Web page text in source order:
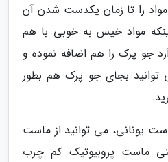
را تا زمان یکدست شدن آن
مواد خیس به خوبی با هم
جو پرک را هم اضافه نموده و
توانید بجای جو پرک هم بطور
یونانی، می توانید از ماست
ماست پروبیوتیک کم چرب